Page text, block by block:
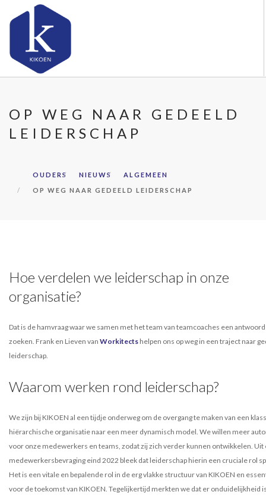
ONZE VESTIGINGEN
VACATURES
CONTACT
FAQ
OP WEG NAAR GEDEELD
LEIDERSCHAP
OUDERS NIEUWS
ALGEMEEN
OP WEG NAAR GEDEELD LEIDERSCHAP
Hoe verdelen we leiderschap in onze
organisatie?
Dat is de hamvraag waar we samen met het team van teamcoaches een
zoeken. Frank en Lieven van Workitects helpen ons op weg in een traject naar
leiderschap.
Waarom werken rond leiderschap?
We zijn bij KIKOEN al een tijdje onderweg om de overgang te maken van een
hiërarchische organisatie naar een meer dynamisch model. We willen meer
voor onze medewerkers en teams, zodat zij zich verder kunnen ontwikkelen. Uit
medewerkersbevraging eind 2022 bleek dat leiderschap hierin een cruciale rol
Het is een vitale en bepalende rol in de erg vlakke structuur van KIKOEN en
voor de toekomst van KIKOEN. Tegelijkertijd merkten we dat er onduidelijkheid